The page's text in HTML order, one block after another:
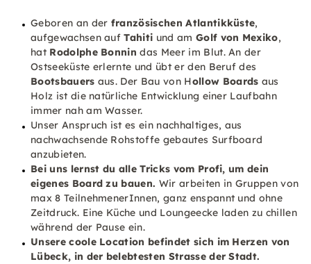
Geboren an der französischen Atlantikküste,
aufgewachsen aufTahiti und am Golf von Mexiko,
hat Rodolphe Bonnin das Meer im Blut. An der
Ostseeküste erlernte und übt er den Beruf des
Bootsbauers aus. Der Bau von Hollow Boards aus
Holz ist die natürliche Entwicklung einer Laufbahn
immer nah am Wasser.
Unser Anspruch ist es ein nachhaltiges, aus
nachwachsende Rohstoffe gebautes Surfboard
anzubieten.
Bei uns lernst du alle Tricks vom Profi, um dein
eigenes Board zu bauen. Wir arbeiten in Gruppen von
max 8 TeilnehmenerInnen, ganz enspannt und ohne
Zeitdruck. Eine Küche und Loungeecke laden zu chillen
während der Pause ein.
Unsere coole Location befindet sich im Herzen von
Lübeck, in der belebtesten Strasse der Stadt.